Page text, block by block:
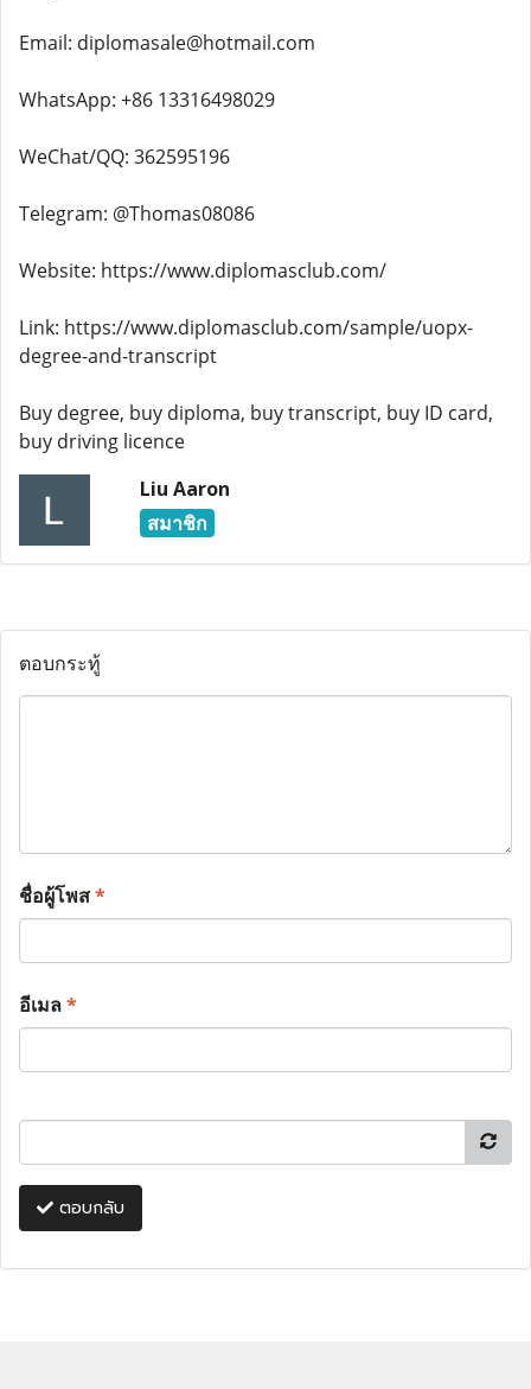
Email: diplomasale@hotmail.com
WhatsApp: +86 13316498029
WeChat/QQ: 362595196
Telegram: @Thomas08086
Website: https://www.diplomasclub.com/
Link: https://www.diplomasclub.com/sample/uopx-
degree-and-transcript
Buy degree, buy diploma, buy transcript, buy ID card,
buy driving licence
Liu Aaron
สมาชิก
ตอบกระทู้
ชื่อผู้โพส*
อีเมล*
ตอบกลับ